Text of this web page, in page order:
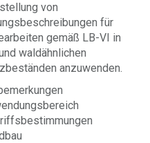
von
für
gemäß LB-VI in
waldähnlichen
anzuwenden.